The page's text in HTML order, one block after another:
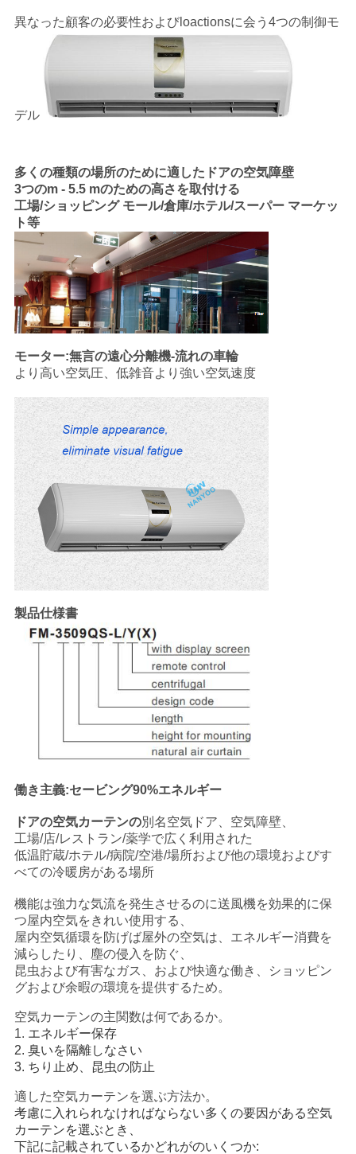
異なった顧客の必要性およびloactionsに会う4つの制御モ
デル
多くの種類の場所のために適したドアの空気障壁
3つのm - 5.5 mのための高さを取付ける
工場/ショッピング モール/倉庫/ホテル/スーパー マーケッ
ト等
モーター:無言の遠心分離機-流れの車輪
より高い空気圧、低雑音より強い空気速度
製品仕様書
働き主義:セービング90%エネルギー
ドアの空気カーテンの別名空気ドア、空気障壁、
工場/店/レストラン/薬学で広く利用された
低温貯蔵/ホテル/病院/空港/場所および他の環境およびす
べての冷暖房がある場所
機能は強力な気流を発生させるのに送風機を効果的に保
つ屋内空気をきれい使用する、
屋内空気循環を防げば屋外の空気は、エネルギー消費を
減らしたり、塵の侵入を防ぐ、
昆虫および有害なガス、および快適な働き、ショッピン
グおよび余暇の環境を提供するため。
空気カーテンの主関数は何であるか。
1. エネルギー保存
2. 臭いを隔離しなさい
3. ちり止め、昆虫の防止
適した空気カーテンを選ぶ方法か。
考慮に入れられなければならない多くの要因がある空気
カーテンを選ぶとき、
下記に記載されているかどれがのいくつか: